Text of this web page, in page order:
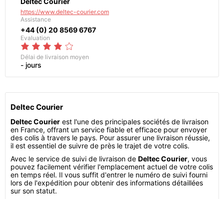
https://www.deltec-courier.com
Assistance
+44 (0) 20 8569 6767
Evaluation
Délai de livraison moyen
- jours
Deltec Courier
Deltec Courier est l'une des principales sociétés de livraison
en France, offrant un service fiable et efficace pour envoyer
des colis à travers le pays. Pour assurer une livraison réussie,
il est essentiel de suivre de près le trajet de votre colis.
Avec le service de suivi de livraison de Deltec Courier, vous
pouvez facilement vérifier l'emplacement actuel de votre colis
en temps réel. Il vous suffit d'entrer le numéro de suivi fourni
lors de l'expédition pour obtenir des informations détaillées
sur son statut.